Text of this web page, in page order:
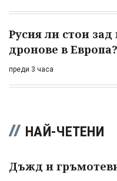
Русия ли стои
дронове в Европа?
преди 3 часа
НАЙ-ЧЕТЕНИ
Дъжд и